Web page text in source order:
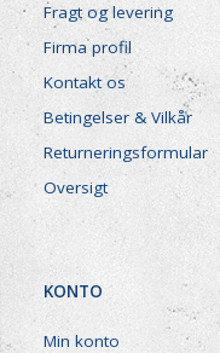
Fragt og levering
Firma profil
Kontakt os
Betingelser & Vilkår
Returneringsformular
Oversigt
KONTO
Min konto